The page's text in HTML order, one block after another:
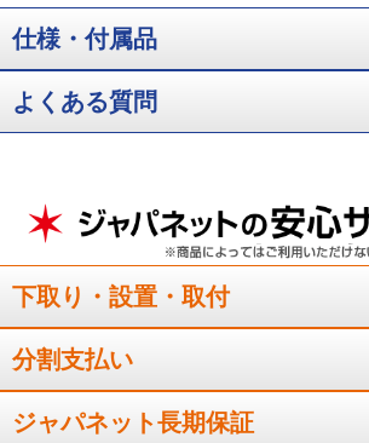
仕様・付属品
よくある質問
下取り・設置・取付
分割支払い
ジャパネット長期保証